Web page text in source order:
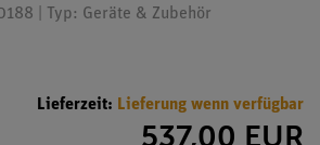
| Typ: Geräte & Zubehör
Lieferzeit: Lieferung wenn verfügbar
537,00 EUR